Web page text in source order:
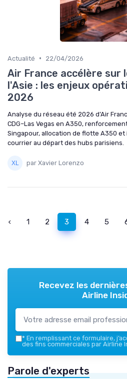
Actualité • 22/04/2026
Air France accélère sur
l'Asie : les enjeux
2026
Analyse du réseau été 2026 d’Air
CDG–Las Vegas en A350,
Singapour, allocation de flotte A350
courrier au départ des hubs parisiens.
par Xavier Lorenzo
‹ 1 2 3 4 5
Recevez les
Airline
* En remplissant ce formulaire,
des fins commerciales par Airline
Parole d'experts